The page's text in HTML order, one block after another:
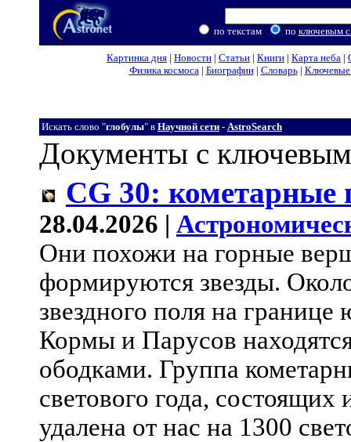
по текстам по ключевым
Картинка дня | Новости | Статьи | Книги | Карта неба |
Физика космоса| Биографии| Словарь| Ключевые
Искать слово "глобулы" в Научной сети - AstroSearch
Документы с
CG 30: кометарные
28.04.2026 |
Они похожи на горные
формируются звезды.
звездного поля на
Кормы и Парусов
ободками. Группа
светового года,
удалена от нас на 1300